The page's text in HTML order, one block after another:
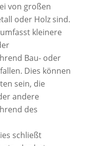
von großen
oder Holz sind.
kleinere
Bau- oder
Dies können
sein, die
andere
des
schließt